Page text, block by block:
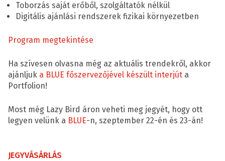
Toborzás saját erőből, szolgáltatók nélkül
Digitális ajánlási rendszerek fizikai környezetben
Program megtekintése
Ha szívesen olvasna még az aktuális trendekről, akkor
ajánljuk a BLUE főszervezőjével készült interjút a
Portfolion!
Most még Lazy Bird áron veheti meg jegyét, hogy ott
legyen velünk a BLUE-n, szeptember 22-én és 23-án!
JEGYVÁSÁRLÁS